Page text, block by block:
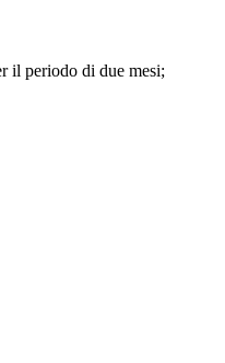
il periodo di due mesi;